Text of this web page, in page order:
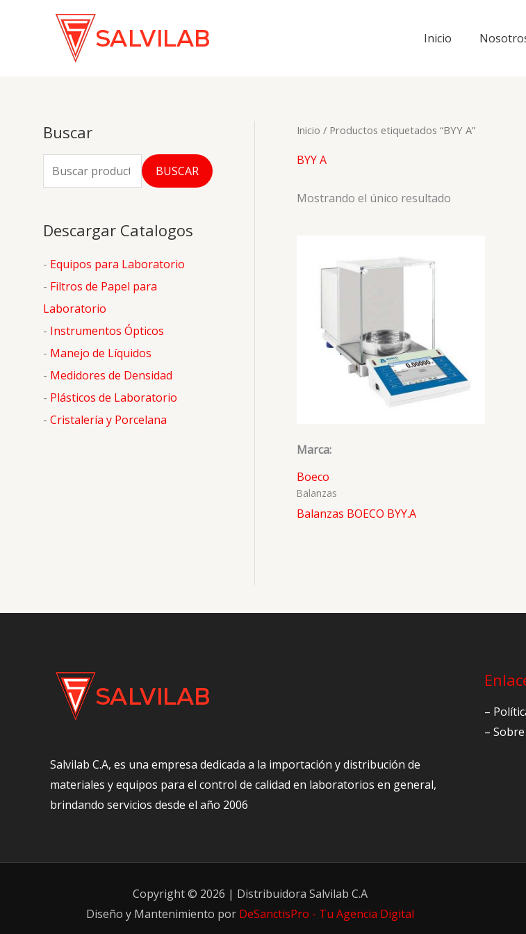
Inicio
Buscar
u
c
BUSCAR
Descargar Catalogos
- Equipos para Laboratorio
- Filtros de Papel para
Laboratorio
- Instrumentos Ópticos
- Manejo de Líquidos
- Medidores de Densidad
- Plásticos de Laboratorio
- Cristalería y Porcelana
Inicio / Productos etiquetados “BYY A”
BYY A
Mostrando el único resultado
Marca:
Boeco
Balanzas
Balanzas BOECO BYY.A
Salvilab C.A, es una empresa dedicada a la importación y distribución de
materiales y equipos para el control de calidad en laboratorios en general,
brindando servicios desde el año 2006
–
–
Copyright © 2026 | Distribuidora Salvilab C.A
Diseño y Mantenimiento por DeSanctisPro - Tu Agencia Digital